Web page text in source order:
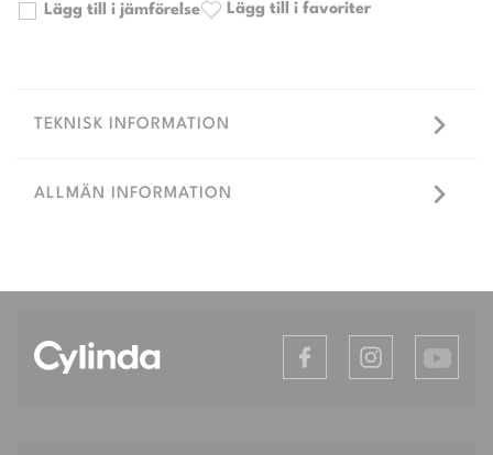
Lägg till i jämförelse Lägg till i favoriter
TEKNISK INFORMATION
ALLMÄN INFORMATION